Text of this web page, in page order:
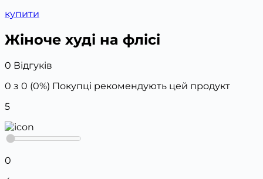
купити
Жіноче худі на флісі
0 Відгуків
0 з 0 (0%) Покупці рекомендують цей продукт
5
0